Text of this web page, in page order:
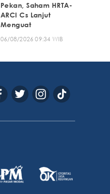
Pekan, Saham HRTA-
ARCI Cs Lanjut
Menguat
06/08/2026 09:34 WIB